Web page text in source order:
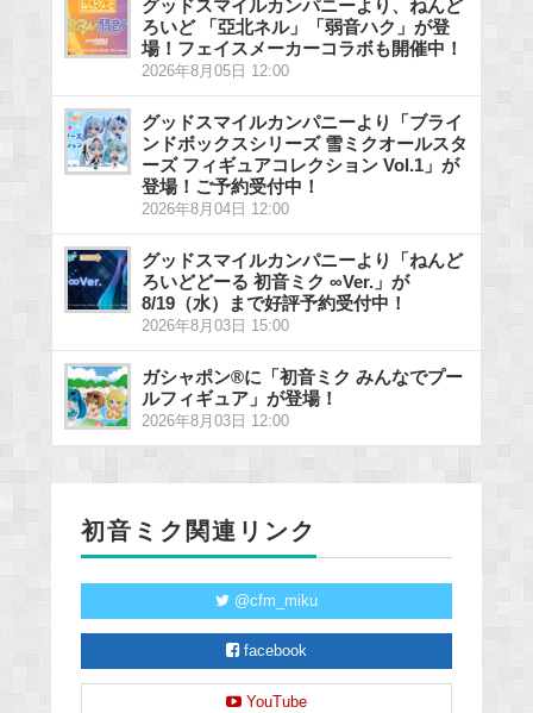
グッドスマイルカンパニーより、ねんど
ろいど 「亞北ネル」「弱音ハク」が登
場！フェイスメーカーコラボも開催中！
2026年8月05日 12:00
グッドスマイルカンパニーより「ブライ
ンドボックスシリーズ 雪ミクオールスタ
ーズ フィギュアコレクション Vol.1」が
登場！ご予約受付中！
2026年8月04日 12:00
グッドスマイルカンパニーより「ねんど
ろいどどーる 初音ミク ∞Ver.」が
8/19（水）まで好評予約受付中！
2026年8月03日 15:00
ガシャポン®に「初音ミク みんなでプー
ルフィギュア」が登場！
2026年8月03日 12:00
初音ミク関連リンク
@cfm_miku
facebook
YouTube